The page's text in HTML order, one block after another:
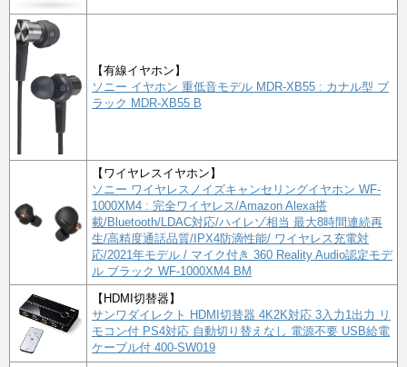
【有線イヤホン】
ソニー イヤホン 重低音モデル MDR-XB55 : カナル型 ブ
ラック MDR-XB55 B
【ワイヤレスイヤホン】
ソニー ワイヤレスノイズキャンセリングイヤホン WF-
1000XM4 : 完全ワイヤレス/Amazon Alexa搭
載/Bluetooth/LDAC対応/ハイレゾ相当 最大8時間連続再
生/高精度通話品質/IPX4防滴性能/ ワイヤレス充電対
応/2021年モデル / マイク付き 360 Reality Audio認定モデ
ル ブラック WF-1000XM4 BM
【HDMI切替器】
サンワダイレクト HDMI切替器 4K2K対応 3入力1出力 リ
モコン付 PS4対応 自動切り替えなし 電源不要 USB給電
ケーブル付 400-SW019